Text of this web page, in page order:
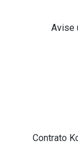
Avise
Contrato